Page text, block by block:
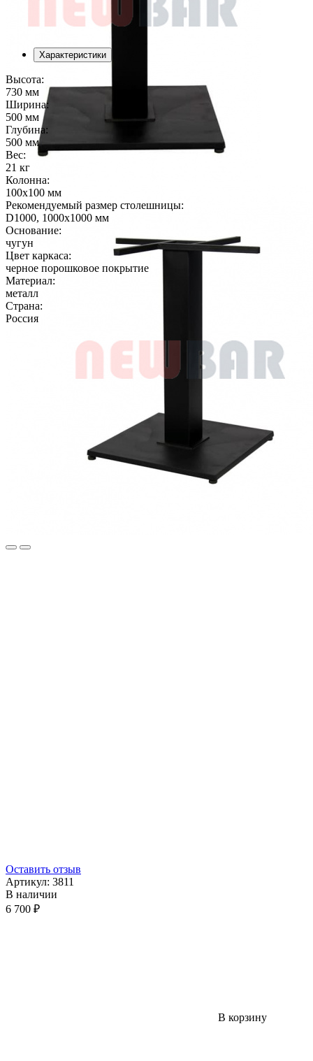
Характеристики
Высота:
730 мм
Ширина:
500 мм
Глубина:
500 мм
Вес:
21 кг
Колонна:
100х100 мм
Рекомендуемый размер столешницы:
D1000, 1000х1000 мм
Основание:
чугун
Цвет каркаса:
черное порошковое покрытие
Материал:
металл
Страна:
Россия
Оставить отзыв
Артикул: 3811
В наличии
6 700 ₽
В корзину